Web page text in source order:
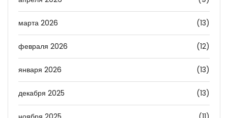
марта 2026 (13)
февраля 2026 (12)
января 2026 (13)
декабря 2025 (13)